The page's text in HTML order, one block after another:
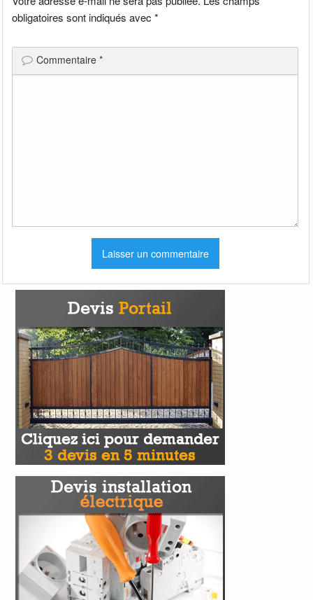
obligatoires sont indiqués avec*
Commentaire*